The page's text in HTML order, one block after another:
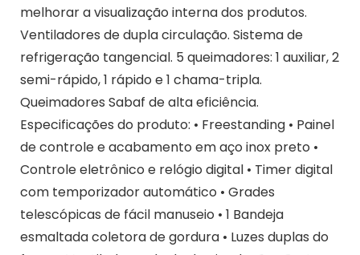
melhorar a visualização interna dos produtos.
Ventiladores de dupla circulação. Sistema de
refrigeração tangencial. 5 queimadores: 1 auxiliar, 2
semi-rápido, 1 rápido e 1 chama-tripla.
Queimadores Sabaf de alta eficiência.
Especificações do produto: • Freestanding • Painel
de controle e acabamento em aço inox preto •
Controle eletrônico e relógio digital • Timer digital
com temporizador automático • Grades
telescópicas de fácil manuseio • 1 Bandeja
esmaltada coletora de gordura • Luzes duplas do